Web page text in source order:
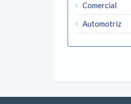
Comercial
Automotriz